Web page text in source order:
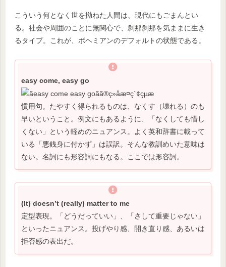
こういう何となく世を拗ねた人間は、現代にもごまんとい
る。社会や周囲のことに無関心で、刹那刹那を気ままに生き
るタイプ。これが、ボヘミアンのデフォルトの状態である。
easy come, easy go
慣用句。たやすく得られるものは、なくす（壊れる）のも
早いということ。例文にもあるように、「なくしても惜し
くない」という軽めのニュアンス。よく英和辞書に載って
いる「悪銭身に付かず」は誤訳。そんな教訓めいた意味は
ない。名詞にも形容詞にもなる。ここでは形容詞。
(It) doesn’t (really) matter to me
定型表現。「どうだっていい」、「さして重要じゃない」
といったニュアンス。投げやり感、開き直り感、あるいは
拒否感の表出だ。